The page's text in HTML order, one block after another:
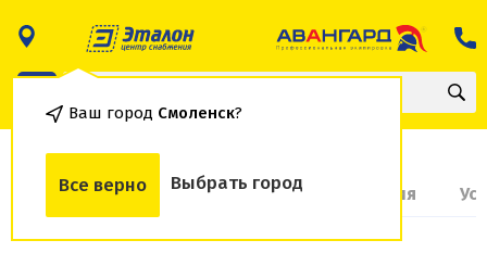
Ваш город Смоленск?
Все верно Выбрать город
О товаре Доставка и оплата Гарантия